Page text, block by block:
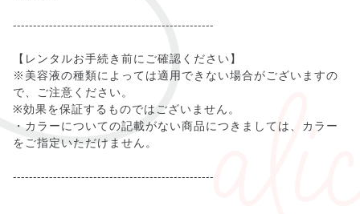
--------------------------------------------------
【レンタルお手続き前にご確認ください】
※美容液の種類によっては適用できない場合がございますの
で、ご注意ください。
※効果を保証するものではございません。
・カラーについての記載がない商品につきましては、カラー
をご指定いただけません。
--------------------------------------------------